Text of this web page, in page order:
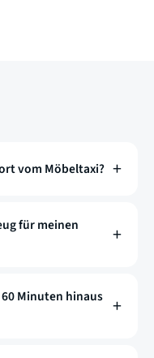
vom Möbeltaxi?
für meinen
Minuten hinaus